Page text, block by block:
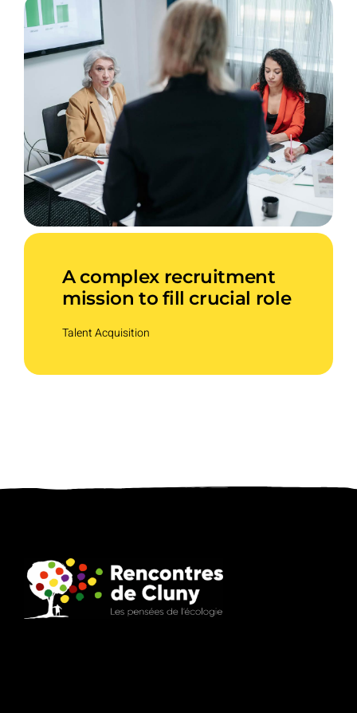
A complex recruitment
mission to fill crucial role
Talent Acquisition